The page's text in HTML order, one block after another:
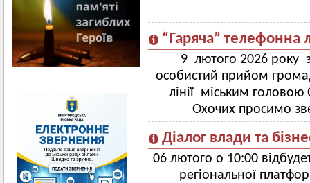
“Гаряча” телефонна
9 лютого 2026 року
особистий прийом
лінії міським
Охочих просимо
Діалог влади та
06 лютого о 10:00
регіональної